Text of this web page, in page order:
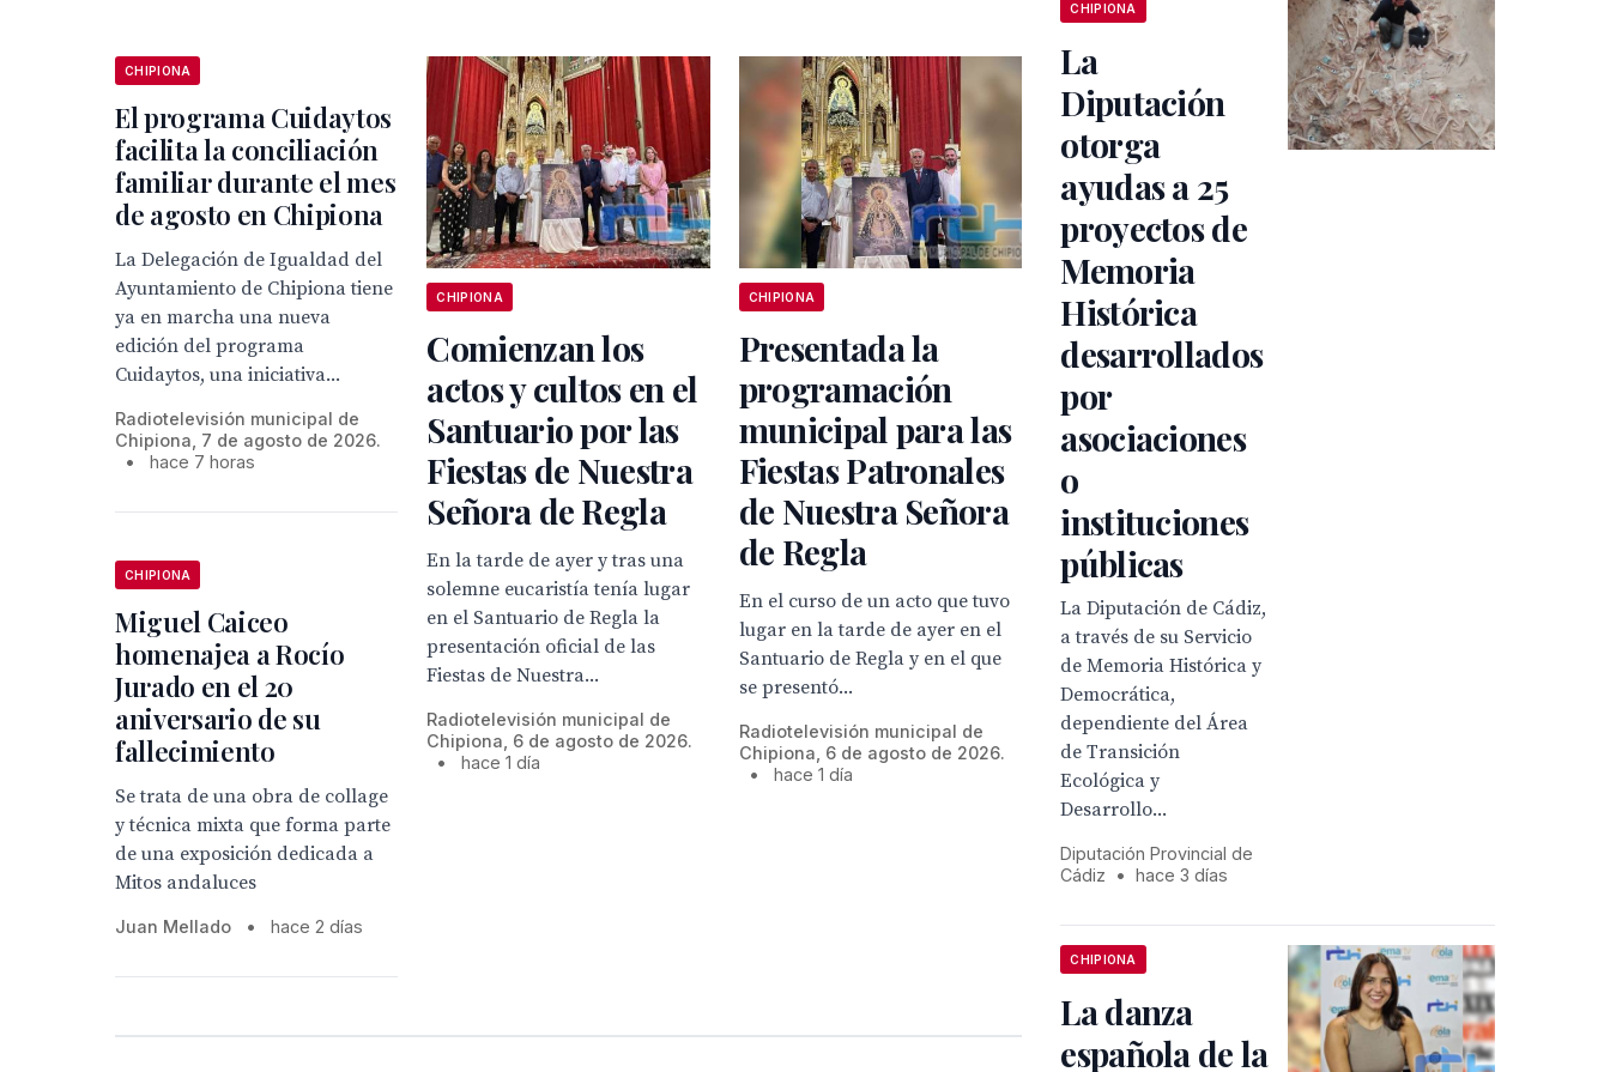
CHIPIONA
El programa Cuidaytos
facilita la conciliación
familiar durante el mes
de agosto en Chipiona
La Delegación de Igualdad del
Ayuntamiento de Chipiona tiene
ya en marcha una nueva
edición del programa
Cuidaytos, una iniciativa...
Radiotelevisión municipal de
Chipiona, 7 de agosto de 2026.
•
hace 7 horas
CHIPIONA
Comienzan los
actos y cultos en el
Santuario por las
Fiestas de Nuestra
Señora de Regla
En la tarde de ayer y tras una
solemne eucaristía tenía lugar
en el Santuario de Regla la
presentación oficial de las
Fiestas de Nuestra...
Radiotelevisión municipal de
Chipiona, 6 de agosto de 2026.
•
hace 1 día
CHIPIONA
Presentada la
programación
municipal para las
Fiestas Patronales
de Nuestra Señora
de Regla
En el curso de un acto que tuvo
lugar en la tarde de ayer en el
Santuario de Regla y en el que
se presentó...
Radiotelevisión municipal de
Chipiona, 6 de agosto de 2026.
•
hace 1 día
CHIPIONA
Miguel Caiceo
homenajea a Rocío
Jurado en el 20
aniversario de su
fallecimiento
Se trata de una obra de collage
y técnica mixta que forma parte
de una exposición dedicada a
Mitos andaluces
Juan Mellado • hace 2 días
CHIPIONA
La
Diputación
otorga
ayudas a 25
proyectos de
Memoria
Histórica
desarrollados
por
asociaciones
o
instituciones
públicas
La Diputación de Cádiz,
a través de su Servicio
de Memoria Histórica y
Democrática,
dependiente del Área
de Transición
Ecológica y
Desarrollo...
Diputación Provincial de
Cádiz
• hace 3 días
CHIPIONA
La danza
española de la